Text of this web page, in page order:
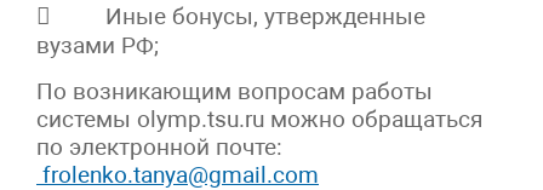
 Иные бонусы, утвержденные
вузами РФ;
По возникающим вопросам работы
системы olymp.tsu.ru можно обращаться
по электронной почте:
frolenko.tanya@gmail.com